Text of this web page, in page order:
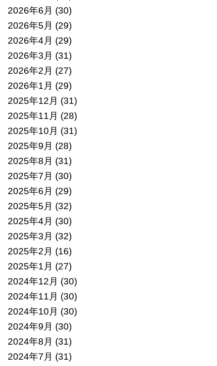
2026年6月 (30)
2026年5月 (29)
2026年4月 (29)
2026年3月 (31)
2026年2月 (27)
2026年1月 (29)
2025年12月 (31)
2025年11月 (28)
2025年10月 (31)
2025年9月 (28)
2025年8月 (31)
2025年7月 (30)
2025年6月 (29)
2025年5月 (32)
2025年4月 (30)
2025年3月 (32)
2025年2月 (16)
2025年1月 (27)
2024年12月 (30)
2024年11月 (30)
2024年10月 (30)
2024年9月 (30)
2024年8月 (31)
2024年7月 (31)